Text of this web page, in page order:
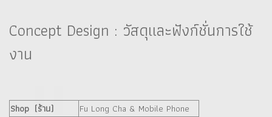
Concept Design : วัสดุและฟังก์ชั่นการใช้
งาน
Shop (ร้าน)
Fu Long Cha & Mobile Phone